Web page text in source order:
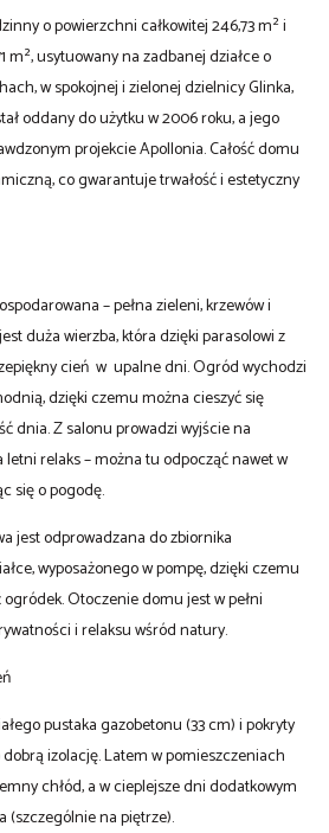
o powierzchni całkowitej 246,73 m² i
m², usytuowany na zadbanej działce o
w spokojnej i zielonej dzielnicy Glinka,
oddany do użytku w 2006 roku, a jego
projekcie Apollonia. Całość domu
co gwarantuje trwałość i estetyczny
– pełna zieleni, krzewów i
duża wierzba, która dzięki parasolowi z
cień w upalne dni. Ogród wychodzi
dzięki czemu można cieszyć się
dnia. Z salonu prowadzi wyjście na
relaks – można tu odpocząć nawet w
się o pogodę.
jest odprowadzana do zbiornika
wyposażonego w pompę, dzięki czemu
Otoczenie domu jest w pełni
i relaksu wśród natury.
pustaka gazobetonu (33 cm) i pokryty
izolację. Latem w pomieszczeniach
chłód, a w cieplejsze dni dodatkowym
(szczególnie na piętrze).